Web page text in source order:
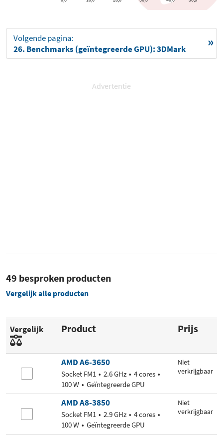
Volgende pagina:
26. Benchmarks (geïntegreerde GPU): 3DMark
Advertentie
49 besproken producten
Vergelijk alle producten
Vergelijk Product Prijs
AMD A6-3650
Socket FM1 2.6 GHz
4 cores
100 W
Geïntegreerde GPU
Niet
verkrijgbaar
AMD A8-3850
Socket FM1 2.9 GHz
4 cores
100 W
Geïntegreerde GPU
Niet
verkrijgbaar